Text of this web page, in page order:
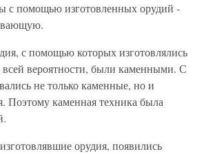
с помощью изготовленных орудий -
с помощью которых изготовлялись
всей вероятности, были каменными. С
не только каменные, но и
Поэтому каменная техника была
орудия, появились